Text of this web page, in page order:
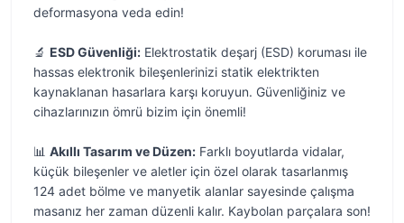
deformasyona veda edin!
🔬 ESD Güvenliği: Elektrostatik deşarj (ESD) koruması ile
hassas elektronik bileşenlerinizi statik elektrikten
kaynaklanan hasarlara karşı koruyun. Güvenliğiniz ve
cihazlarınızın ömrü bizim için önemli!
📊 Akıllı Tasarım ve Düzen: Farklı boyutlarda vidalar,
küçük bileşenler ve aletler için özel olarak tasarlanmış
124 adet bölme ve manyetik alanlar sayesinde çalışma
masanız her zaman düzenli kalır. Kaybolan parçalara son!